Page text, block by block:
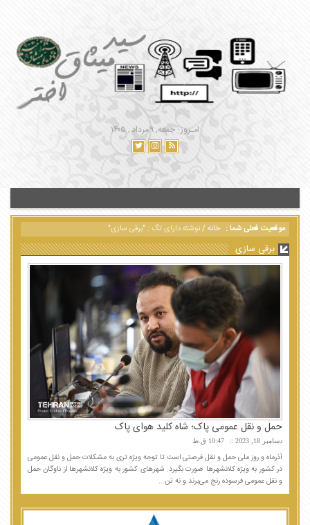
امـروز : جمعه, ۹ مرداد , ۱۴۰۵
موقعیت فعلی شما : خانه/نوشته دارای تگ : "برقی سازی"
برقی سازی
حمل و نقل عمومی پاک؛ شاه کلید هوای پاک
دسامبر 18, 2023 10:47 ق.ظ
آذرماه و روز ملی حمل و نقل فرصتی است تا توجه ویژه تری به مشکلات حمل و نقل عمومی
در کشور به ویژه کلانشهرها صورت بگیرد. شهرهای کشور به ویژه کلانشهرها از ناوگان حمل
و نقل عمومی فرسوده رنج می‌برند و نه تن...